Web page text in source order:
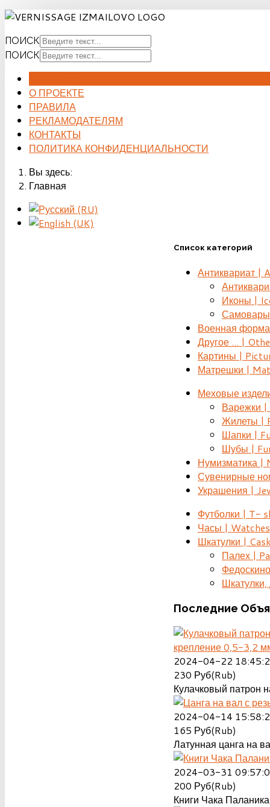
ПОИСК
ПОИСК
О ПРОЕКТЕ
ПРАВИЛА
РЕКЛАМОДАТЕЛЯМ
КОНТАКТЫ
ПОЛИТИКА КОНФИДЕНЦИАЛЬНОСТИ
Вы здесь:
Главная
Список категорий
Антиквариат |
Иконы |
Военная
Другое ... |
Картины |
Матрешки |
Меховые
Варежки
Жилеты |
Шапки |
Шубы |
Нумизматика |
Сувенирные
Украшения |
Футболки | T-
Часы | Watches
Шкатулки |
Палех |
Последние
крепление 0,5-3,2
2024-04-22
230 Руб(Rub)
Кулачковый патрон
2024-04-14
165 Руб(Rub)
Латунная цанга на
2024-03-31
200 Руб(Rub)
Книги Чака